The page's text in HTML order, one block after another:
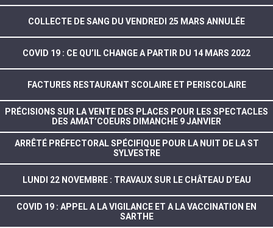
COLLECTE DE SANG DU VENDREDI 25 MARS ANNULÉE
COVID 19 : CE QU’IL CHANGE A PARTIR DU 14 MARS 2022
FACTURES RESTAURANT SCOLAIRE ET PERISCOLAIRE
PRÉCISIONS SUR LA VENTE DES PLACES POUR LES SPECTACLES
DES AMAT’COEURS DIMANCHE 9 JANVIER
ARRÊTÉ PRÉFECTORAL SPÉCIFIQUE POUR LA NUIT DE LA ST
SYLVESTRE
LUNDI 22 NOVEMBRE : TRAVAUX SUR LE CHÂTEAU D’EAU
COVID 19 : APPEL A LA VIGILANCE ET A LA VACCINATION EN
SARTHE